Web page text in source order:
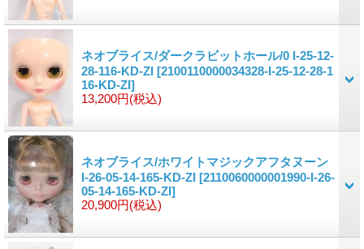
ネオブライス/ダークラビットホール/0 I-25-12-
28-116-KD-ZI [2100110000034328-I-25-12-28-1
16-KD-ZI]
13,200円(税込)
ネオブライス/ホワイトマジックアフタヌーン
I-26-05-14-165-KD-ZI [2110060000001990-I-26-
05-14-165-KD-ZI]
20,900円(税込)